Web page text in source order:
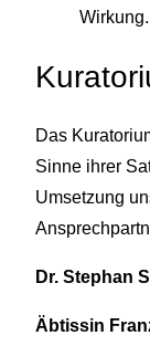
Wirkung.
Das
Sinne ihrer
Umsetzung
Dr. Stephan
Äbtissin